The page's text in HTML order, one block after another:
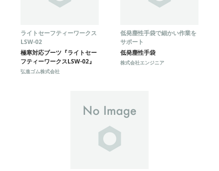
ライトセーフティーワークス
LSW-02
極寒対応ブーツ『ライトセー
フティーワークスLSW-02』
弘進ゴム株式会社
低発塵性手袋で細かい作業を
サポート
低発塵性手袋
株式会社エンジニア